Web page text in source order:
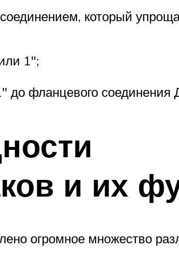
который
1″;
до фланцевого соединения
и их
огромное множество